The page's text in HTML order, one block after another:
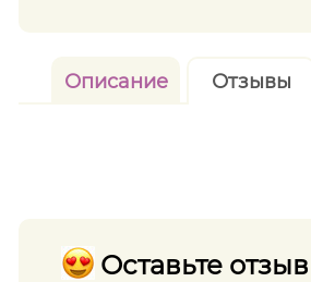
Описание Отзывы
Оставьте отзыв